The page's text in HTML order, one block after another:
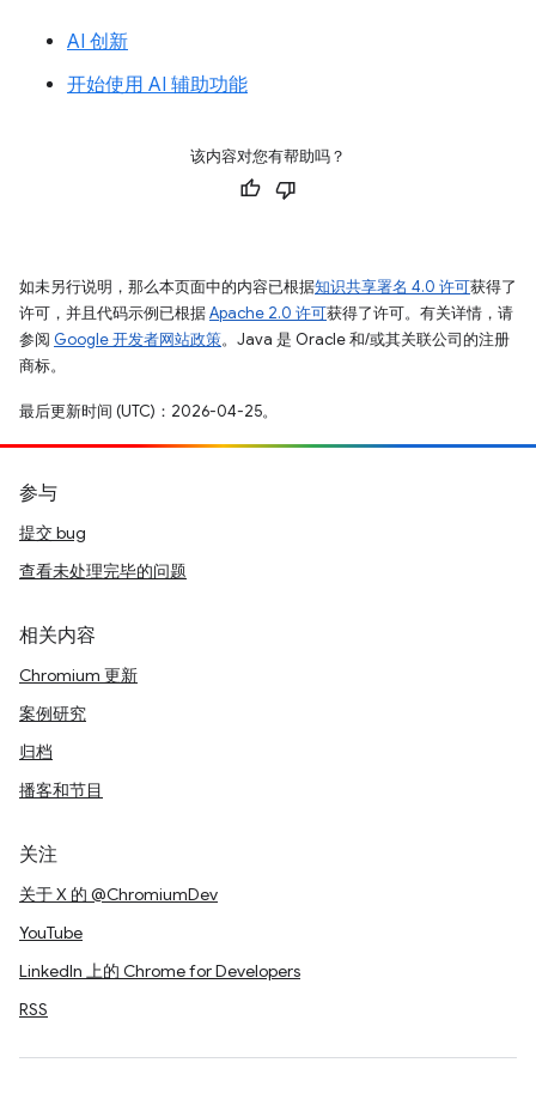
AI 创新
开始使用 AI 辅助功能
该内容对您有帮助吗？
如未另行说明，那么本页面中的内容已根据知识共享署名 4.0 许可获得了
许可，并且代码示例已根据Apache 2.0 许可获得了许可。有关详情，请
参阅 Google 开发者网站政策。Java 是 Oracle 和/或其关联公司的注册
商标。
最后更新时间 (UTC)：2026-04-25。
参与
提交 bug
查看未处理完毕的问题
相关内容
Chromium 更新
案例研究
归档
播客和节目
关注
关于 X 的 @ChromiumDev
YouTube
LinkedIn 上的 Chrome for Developers
RSS